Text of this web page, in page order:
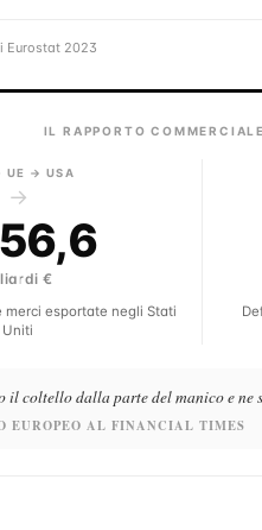
Eurostat 2023
IL RAPPORTO
UE → USA
→
€
merci esportate negli Stati
Uniti
coltello dalla parte del manico e ne
EUROPEO AL FINANCIAL TIMES